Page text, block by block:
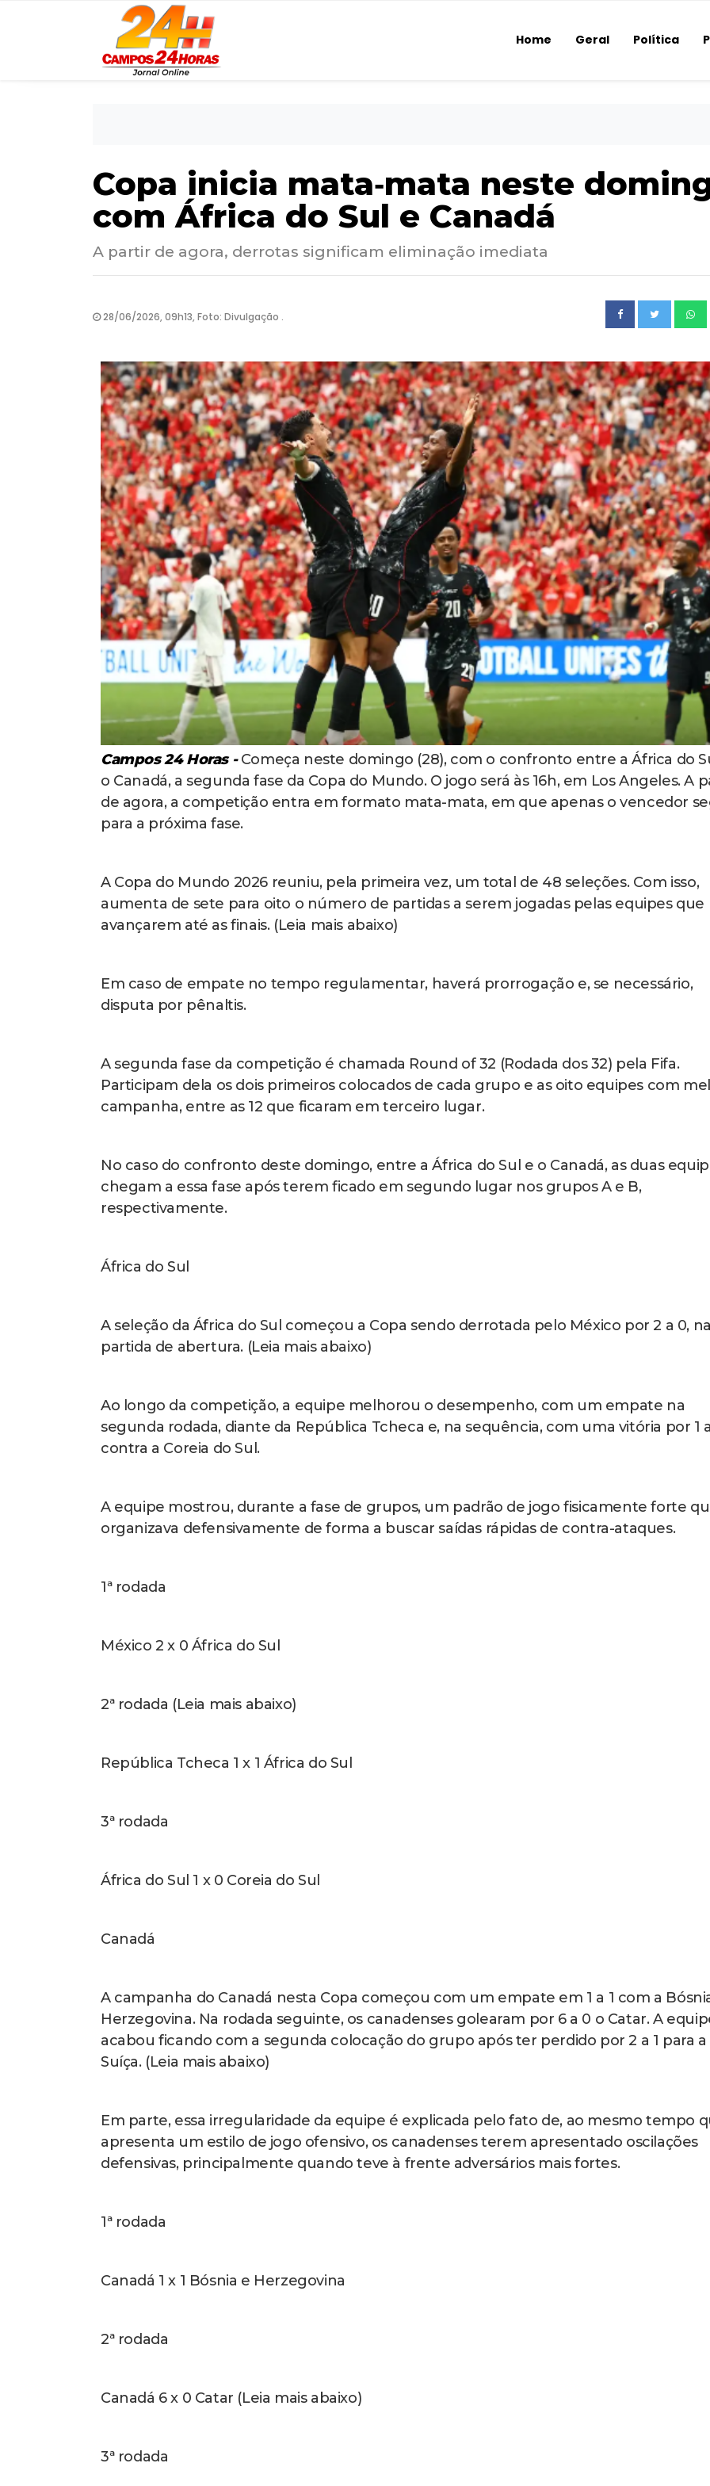
Home Geral Política
Copa inicia mata‑mata neste
com África do Sul e Canadá
A partir de agora, derrotas significam eliminação imediata
28/06/2026, 09h13, Foto: Divulgação .
Campos 24 Horas - Começa neste domingo (28), com o confronto entre a África do
o Canadá, a segunda fase da Copa do Mundo. O jogo será às 16h, em Los Angeles. A
de agora, a competição entra em formato mata-mata, em que apenas o vencedor
para a próxima fase.
A Copa do Mundo 2026 reuniu, pela primeira vez, um total de 48 seleções. Com isso,
aumenta de sete para oito o número de partidas a serem jogadas pelas equipes que
avançarem até as finais. (Leia mais abaixo)
Em caso de empate no tempo regulamentar, haverá prorrogação e, se necessário,
disputa por pênaltis.
A segunda fase da competição é chamada Round of 32 (Rodada dos 32) pela Fifa.
Participam dela os dois primeiros colocados de cada grupo e as oito equipes com
campanha, entre as 12 que ficaram em terceiro lugar.
No caso do confronto deste domingo, entre a África do Sul e o Canadá, as duas
chegam a essa fase após terem ficado em segundo lugar nos grupos A e B,
respectivamente.
África do Sul
A seleção da África do Sul começou a Copa sendo derrotada pelo México por 2 a 0, na
partida de abertura. (Leia mais abaixo)
Ao longo da competição, a equipe melhorou o desempenho, com um empate na
segunda rodada, diante da República Tcheca e, na sequência, com uma vitória por 1
contra a Coreia do Sul.
A equipe mostrou, durante a fase de grupos, um padrão de jogo fisicamente forte
organizava defensivamente de forma a buscar saídas rápidas de contra-ataques.
1ª rodada
México 2 x 0 África do Sul
2ª rodada (Leia mais abaixo)
República Tcheca 1 x 1 África do Sul
3ª rodada
África do Sul 1 x 0 Coreia do Sul
Canadá
A campanha do Canadá nesta Copa começou com um empate em 1 a 1 com a
Herzegovina. Na rodada seguinte, os canadenses golearam por 6 a 0 o Catar. A
acabou ficando com a segunda colocação do grupo após ter perdido por 2 a 1 para a
Suíça. (Leia mais abaixo)
Em parte, essa irregularidade da equipe é explicada pelo fato de, ao mesmo tempo
apresenta um estilo de jogo ofensivo, os canadenses terem apresentado oscilações
defensivas, principalmente quando teve à frente adversários mais fortes.
1ª rodada
Canadá 1 x 1 Bósnia e Herzegovina
2ª rodada
Canadá 6 x 0 Catar (Leia mais abaixo)
3ª rodada